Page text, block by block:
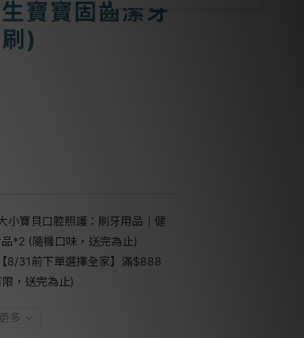
寶寶固齒潔牙
)
小寶貝口腔照護：刷牙用品｜健
*2 (隨機口味，送完為止)
8/31前下單選擇全家】滿$888
，送完為止)
多